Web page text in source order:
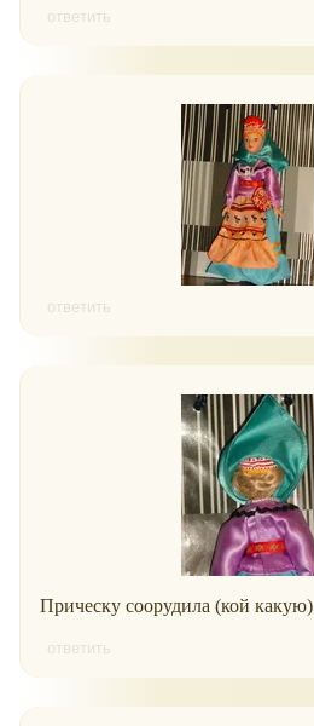
ответить
ответить
Прическу соорудила (кой какую)
ответить